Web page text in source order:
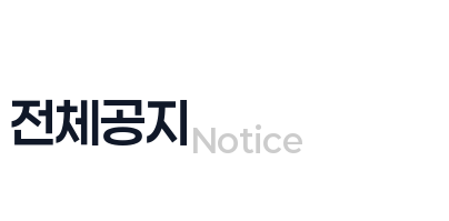
전체공지 Notice
Notice